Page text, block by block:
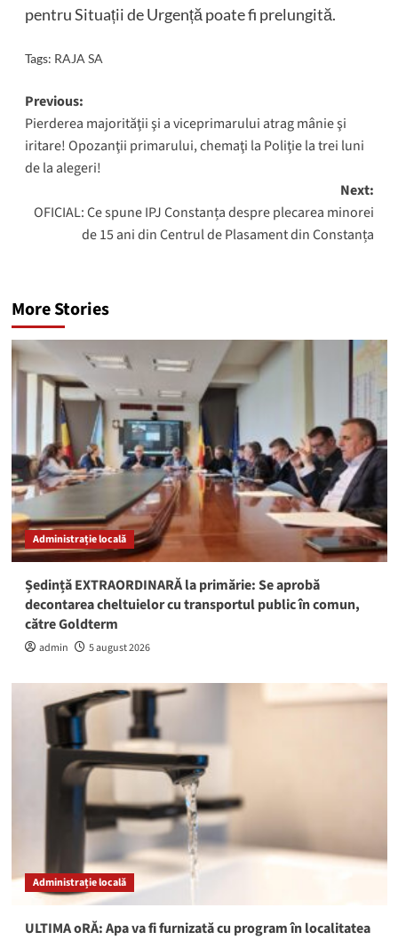
pentru Situații de Urgență poate fi prelungită.
Tags: RAJA SA
Post
navigation
Previous:
Pierderea majorităţii şi a viceprimarului atrag mânie şi
iritare! Opozanţii primarului, chemaţi la Poliţie la trei luni
de la alegeri!
Next:
OFICIAL: Ce spune IPJ Constanța despre plecarea minorei
de 15 ani din Centrul de Plasament din Constanța
More Stories
Administrație locală
Ședință EXTRAORDINARĂ la primărie: Se aprobă
decontarea cheltuielor cu transportul public în comun,
către Goldterm
admin 5 august 2026
Administrație locală
ULTIMA oRĂ: Apa va fi furnizată cu program în localitatea